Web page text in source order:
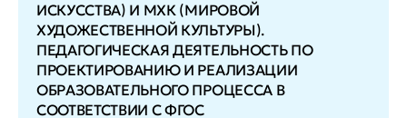
ИСКУССТВА) И МХК (МИРОВОЙ
ХУДОЖЕСТВЕННОЙ КУЛЬТУРЫ).
ПЕДАГОГИЧЕСКАЯ ДЕЯТЕЛЬНОСТЬ ПО
ПРОЕКТИРОВАНИЮ И РЕАЛИЗАЦИИ
ОБРАЗОВАТЕЛЬНОГО ПРОЦЕССА В
СООТВЕТСТВИИ С ФГОС